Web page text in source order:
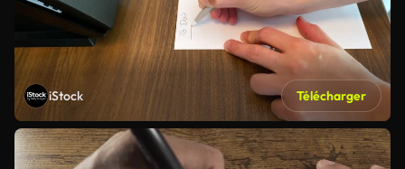
iStock Télécharger